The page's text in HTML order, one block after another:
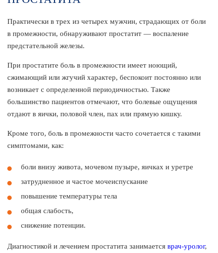
Практически в трех из четырех мужчин, страдающих от боли
в промежности, обнаруживают простатит — воспаление
предстательной железы.
При простатите боль в промежности имеет ноющий,
сжимающий или жгучий характер, беспокоит постоянно или
возникает с определенной периодичностью. Также
большинство пациентов отмечают, что болевые ощущения
отдают в яички, половой член, пах или прямую кишку.
Кроме того, боль в промежности часто сочетается с такими
симптомами, как:
боли внизу живота, мочевом пузыре, яичках и уретре
затрудненное и частое мочеиспускание
повышение температуры тела
общая слабость,
снижение потенции.
Диагностикой и лечением простатита занимается врач-уролог,